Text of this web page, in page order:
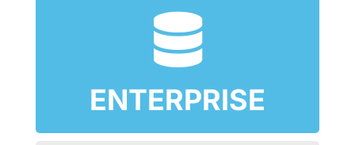
ENTERPRISE